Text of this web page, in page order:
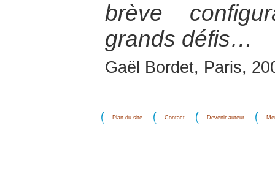
brève
grands défis…
Gaël Bordet, Paris,
Plan du site Contact Devenir auteur